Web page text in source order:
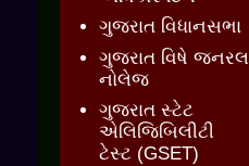
ગુજરાત વિધાનસભા
ગુજરાત વિષે જનરલ
નોલેજ
ગુજરાત સ્ટેટ
એલિજિબિલીટી
ટેસ્ટ (GSET)